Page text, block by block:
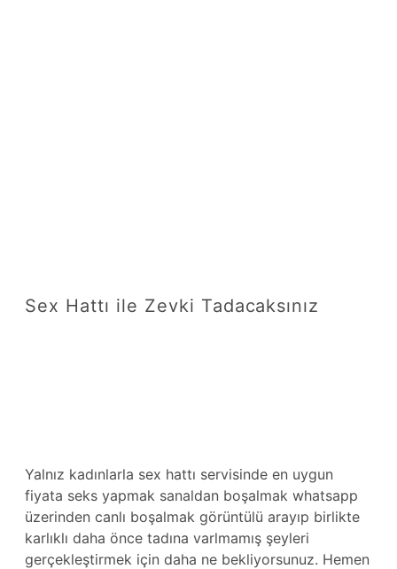
Sex Hattı ile Zevki Tadacaksınız
Yalnız kadınlarla sex hattı servisinde en uygun
fiyata seks yapmak sanaldan boşalmak whatsapp
üzerinden canlı boşalmak görüntülü arayıp birlikte
karlıklı daha önce tadına varlmamış şeyleri
gerçekleştirmek için daha ne bekliyorsunuz. Hemen